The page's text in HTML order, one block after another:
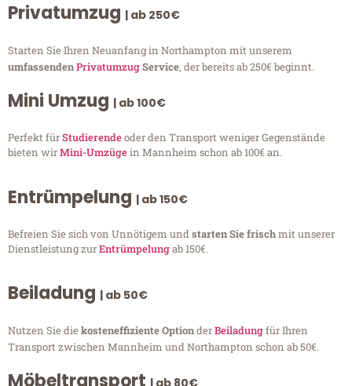
Privatumzug | ab 250€
Starten Sie Ihren Neuanfang in Northampton mit unserem
umfassendenPrivatumzugService, der bereits ab 250€ beginnt.
Mini Umzug | ab 100€
Perfekt fürStudierendeoder den Transport weniger Gegenstände
bieten wirMini-Umzügein Mannheim schon ab 100€ an.
Entrümpelung | ab 150€
Befreien Sie sich von Unnötigem undstarten Sie frischmit unserer
Dienstleistung zurEntrümpelungab 150€.
Beiladung | ab 50€
Nutzen Sie diekosteneffiziente OptionderBeiladungfür Ihren
Transport zwischen Mannheim und Northampton schon ab 50€.
Möbeltransport